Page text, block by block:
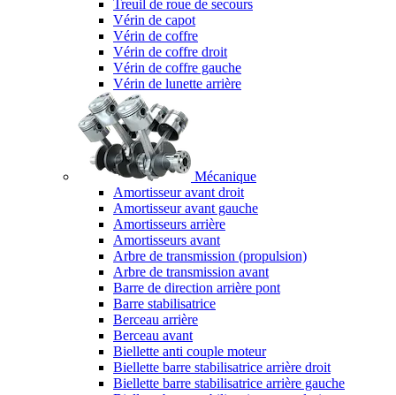
Treuil de roue de secours
Vérin de capot
Vérin de coffre
Vérin de coffre droit
Vérin de coffre gauche
Vérin de lunette arrière
Mécanique
Amortisseur avant droit
Amortisseur avant gauche
Amortisseurs arrière
Amortisseurs avant
Arbre de transmission (propulsion)
Arbre de transmission avant
Barre de direction arrière pont
Barre stabilisatrice
Berceau arrière
Berceau avant
Biellette anti couple moteur
Biellette barre stabilisatrice arrière droit
Biellette barre stabilisatrice arrière gauche